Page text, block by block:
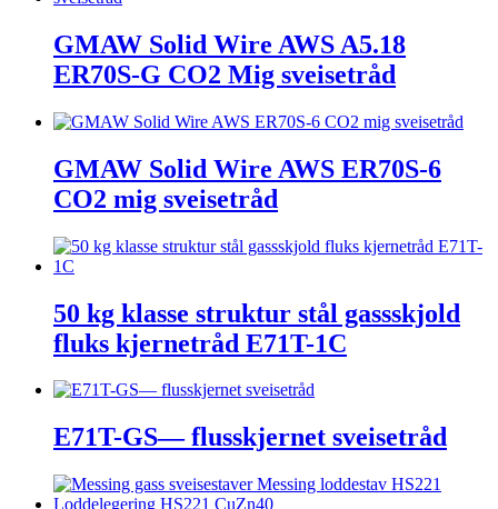
GMAW Solid Wire AWS A5.18
ER70S-G CO2 Mig sveisetråd
GMAW Solid Wire AWS ER70S-6
CO2 mig sveisetråd
50 kg klasse struktur stål gassskjold
fluks kjernetråd E71T-1C
E71T-GS— flusskjernet sveisetråd